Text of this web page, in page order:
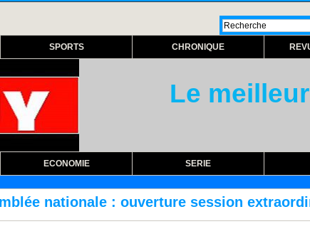
SPORTS CHRONIQUE
Le
ECONOMIE SERIE
session extraordinaire lundi prochain